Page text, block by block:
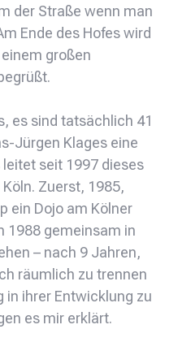
der Straße wenn man
Ende des Hofes wird
großen
es sind tatsächlich 41
Jürgen Klages eine
seit 1997 dieses
Zuerst, 1985,
ein Dojo am Kölner
1988 gemeinsam in
– nach 9 Jahren,
räumlich zu trennen
ihrer Entwicklung zu
es mir erklärt.